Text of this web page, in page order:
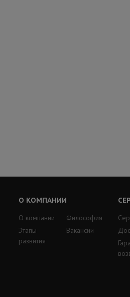
О КОМПАНИИ
О компании
Этапы
развития
Философия
Вакансии